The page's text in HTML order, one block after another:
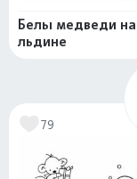
Белы медведи на
льдине
79